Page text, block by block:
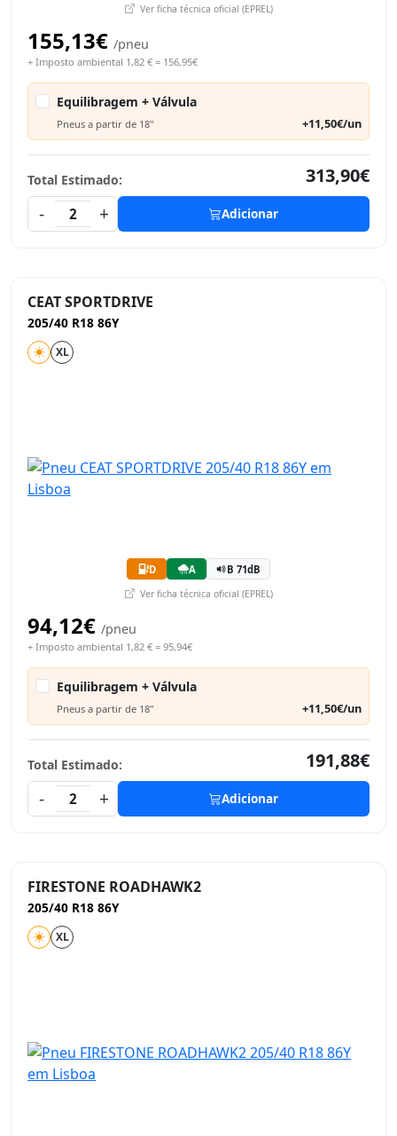
Ver ficha técnica oficial (EPREL)
155,13€ /pneu
+ Imposto ambiental 1,82 € = 156,95€
Equilibragem + Válvula
Pneus a partir de 18" +11,50€/un
Total Estimado:
313,90€
-
2 + Adicionar
CEAT SPORTDRIVE
205/40 R18 86Y
XL
D A B 71dB
Ver ficha técnica oficial (EPREL)
94,12€ /pneu
+ Imposto ambiental 1,82 € = 95,94€
Equilibragem + Válvula
Pneus a partir de 18" +11,50€/un
Total Estimado:
191,88€
-
2 + Adicionar
FIRESTONE ROADHAWK2
205/40 R18 86Y
XL